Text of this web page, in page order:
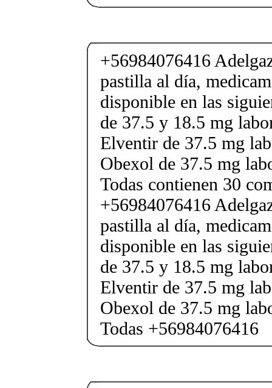
+56984076416
pastilla al día,
disponible en las
de 37.5 y 18.5 mg
Elventir de 37.5 mg
Obexol de 37.5 mg
Todas contienen 30
+56984076416
pastilla al día,
disponible en las
de 37.5 y 18.5 mg
Elventir de 37.5 mg
Obexol de 37.5 mg
Todas +56984076416